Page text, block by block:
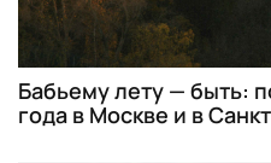
Бабьему лету — быть:
года в Москве и в